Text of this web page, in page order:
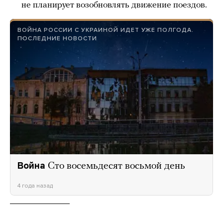
не планирует возобновлять движение поездов.
ВОЙНА РОССИИ С УКРАИНОЙ ИДЕТ УЖЕ ПОЛГОДА.
ПОСЛЕДНИЕ НОВОСТИ
Война Сто восемьдесят восьмой день
4 года назад